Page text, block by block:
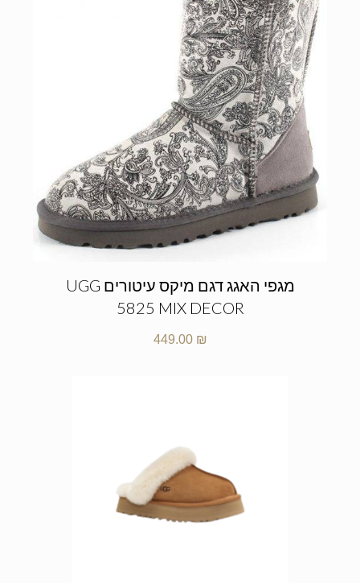
מגפי האגג דגם מיקס עיטורים UGG
5825 MIX DECOR
449.00 ₪